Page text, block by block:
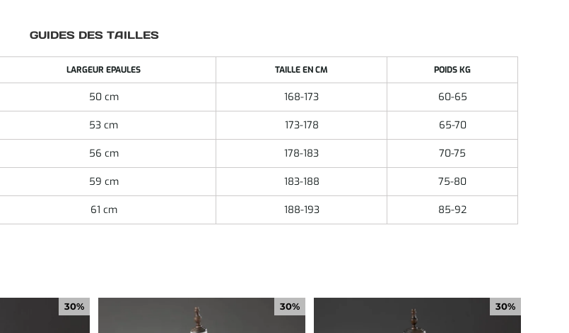
GUIDES DES TAILLES
LARGEUR EPAULES TAILLE EN CM POIDS KG
50 cm 168-173 60-65
53 cm 173-178 65-70
56 cm 178-183 70-75
59 cm 183-188 75-80
61 cm 188-193 85-92
30% 30% 30%